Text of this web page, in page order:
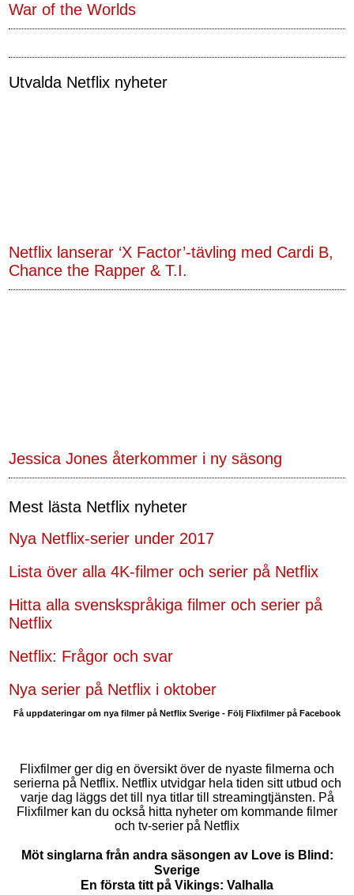
War of the Worlds
Utvalda Netflix nyheter
Netflix lanserar ‘X Factor’-tävling med Cardi B,
Chance the Rapper & T.I.
Jessica Jones återkommer i ny säsong
Mest lästa Netflix nyheter
Nya Netflix-serier under 2017
Lista över alla 4K-filmer och serier på Netflix
Hitta alla svenskspråkiga filmer och serier på
Netflix
Netflix: Frågor och svar
Nya serier på Netflix i oktober
Få uppdateringar om nya filmer på Netflix Sverige - Följ Flixfilmer på Facebook
Flixfilmer ger dig en översikt över de nyaste filmerna och
serierna på Netflix. Netflix utvidgar hela tiden sitt utbud och
varje dag läggs det till nya titlar till streamingtjänsten. På
Flixfilmer kan du också hitta nyheter om kommande filmer
och tv-serier på Netflix
Möt singlarna från andra säsongen av Love is Blind:
Sverige
En första titt på Vikings: Valhalla